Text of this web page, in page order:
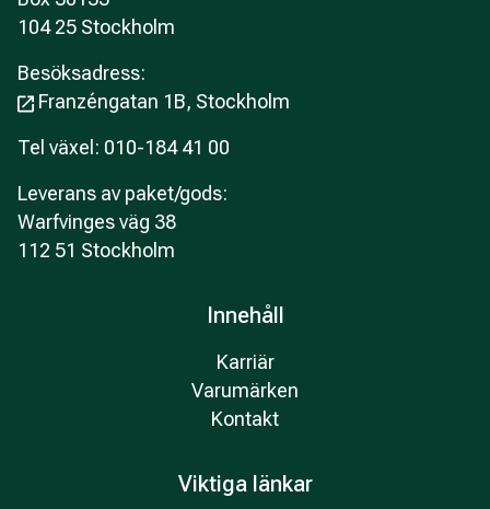
104 25 Stockholm
Besöksadress:
Franzéngatan 1B, Stockholm
Tel växel: 010-184 41 00
Leverans av paket/gods:
Warfvinges väg 38
112 51 Stockholm
Innehåll
Karriär
Varumärken
Kontakt
Viktiga länkar